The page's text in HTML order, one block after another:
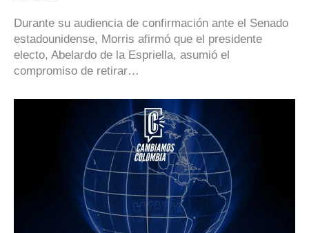
Durante su audiencia de confirmación ante el Senado
estadounidense, Morris afirmó que el presidente
electo, Abelardo de la Espriella, asumió el
compromiso de retirar…